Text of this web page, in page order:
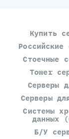
Купить
Российские
Стоечные
Tower
Серверы
Серверы
Системы
данных
Б/У